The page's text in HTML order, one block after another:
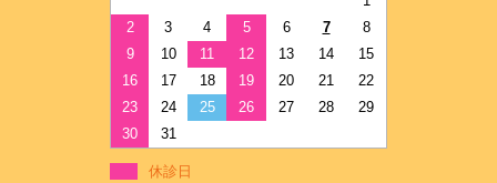
2
3 4 5 6 7
8
9
10 11 12 13 14
15
16
17 18 19 20 21
22
23
24 25 26 27 28
29
30
31
休診日